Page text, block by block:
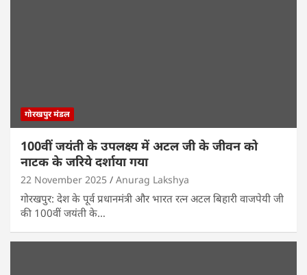
गोरखपुर मंडल
100वीं जयंती के उपलक्ष्य में अटल जी के जीवन को
नाटक के जरिये दर्शाया गया
22 November 2025 Anurag Lakshya
गोरखपुर: देश के पूर्व प्रधानमंत्री और भारत रत्न अटल बिहारी वाजपेयी जी
की 100वीं जयंती के…